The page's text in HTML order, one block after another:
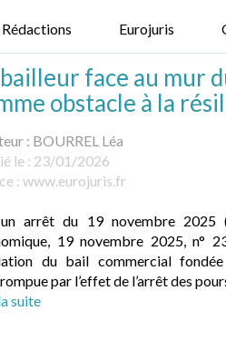
Rédactions Eurojuris
face au mur
obstacle à la
: BOURREL Léa
le : 23/01/2026
: www.eurojuris.fr
arrêt du 19 novembre 2025
19 novembre 2025, n°
du bail commercial
par l’effet de l’arrêt des
suite